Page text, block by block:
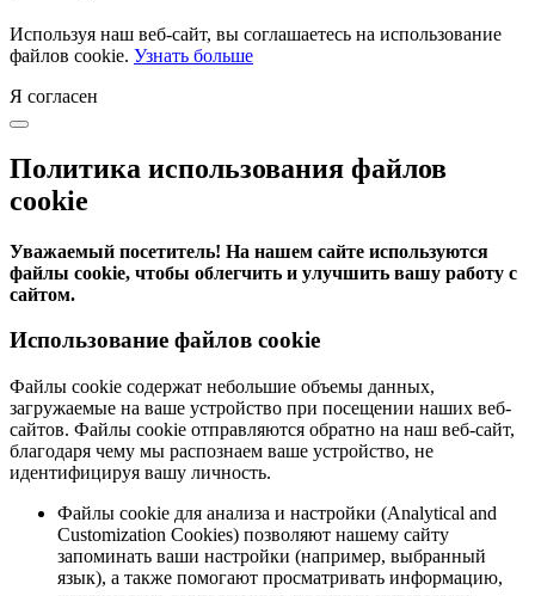
Используя наш веб-сайт, вы соглашаетесь на использование
файлов cookie. Узнать больше
Я согласен
Политика использования файлов
cookie
Уважаемый посетитель! На нашем сайте используются
файлы cookie, чтобы облегчить и улучшить вашу работу с
сайтом.
Использование файлов cookie
Файлы cookie содержат небольшие объемы данных,
загружаемые на ваше устройство при посещении наших веб-
сайтов. Файлы cookie отправляются обратно на наш веб-сайт,
благодаря чему мы распознаем ваше устройство, не
идентифицируя вашу личность.
Файлы cookie для анализа и настройки (Analytical and
Customization Cookies) позволяют нашему сайту
запоминать ваши настройки (например, выбранный
язык), а также помогают просматривать информацию,